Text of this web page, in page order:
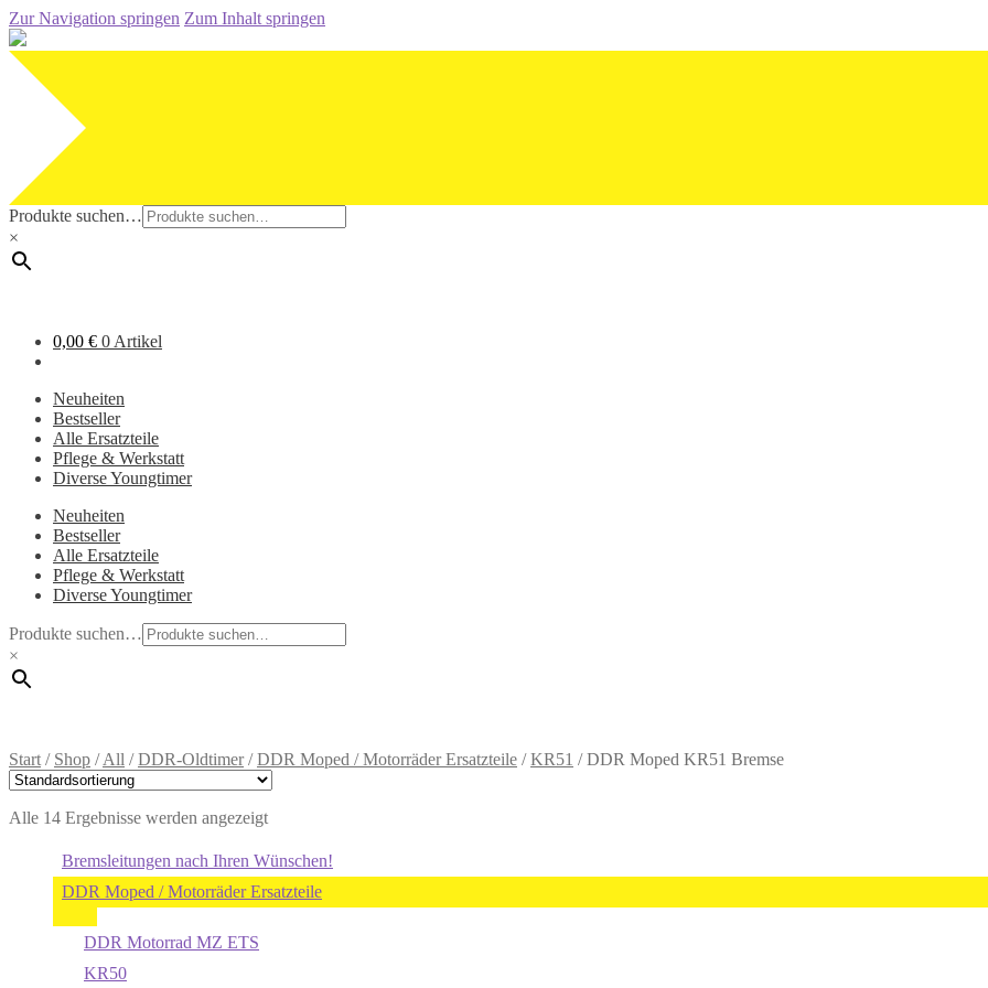
Zur Navigation springen Zum Inhalt springen
Produkte suchen…
×
0,00 € 0 Artikel
Neuheiten
Bestseller
Alle Ersatzteile
Pflege & Werkstatt
Diverse Youngtimer
Neuheiten
Bestseller
Alle Ersatzteile
Pflege & Werkstatt
Diverse Youngtimer
Produkte suchen…
×
Start / Shop /All /DDR-Oldtimer/DDR Moped / Motorräder Ersatzteile /KR51 /DDR Moped KR51 Bremse
Alle 14 Ergebnisse werden angezeigt
Bremsleitungen nach Ihren Wünschen!
DDR Moped / Motorräder Ersatzteile
DDR Motorrad MZ ETS
KR50